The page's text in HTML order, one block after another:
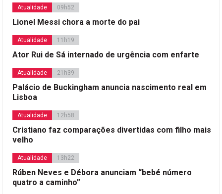
Atualidade 09h52
Lionel Messi chora a morte do pai
Atualidade 11h19
Ator Rui de Sá internado de urgência com enfarte
Atualidade 21h39
Palácio de Buckingham anuncia nascimento real em
Lisboa
Atualidade 12h58
Cristiano faz comparações divertidas com filho mais
velho
Atualidade 13h22
Rúben Neves e Débora anunciam “bebé número
quatro a caminho”